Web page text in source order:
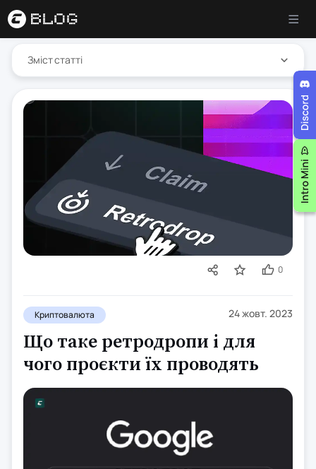
Зміст статті
Криптовалюта 24 жовт. 2023
0
Що таке ретродропи і для
чого проєкти їх проводять